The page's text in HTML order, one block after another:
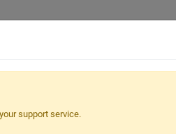
support service.